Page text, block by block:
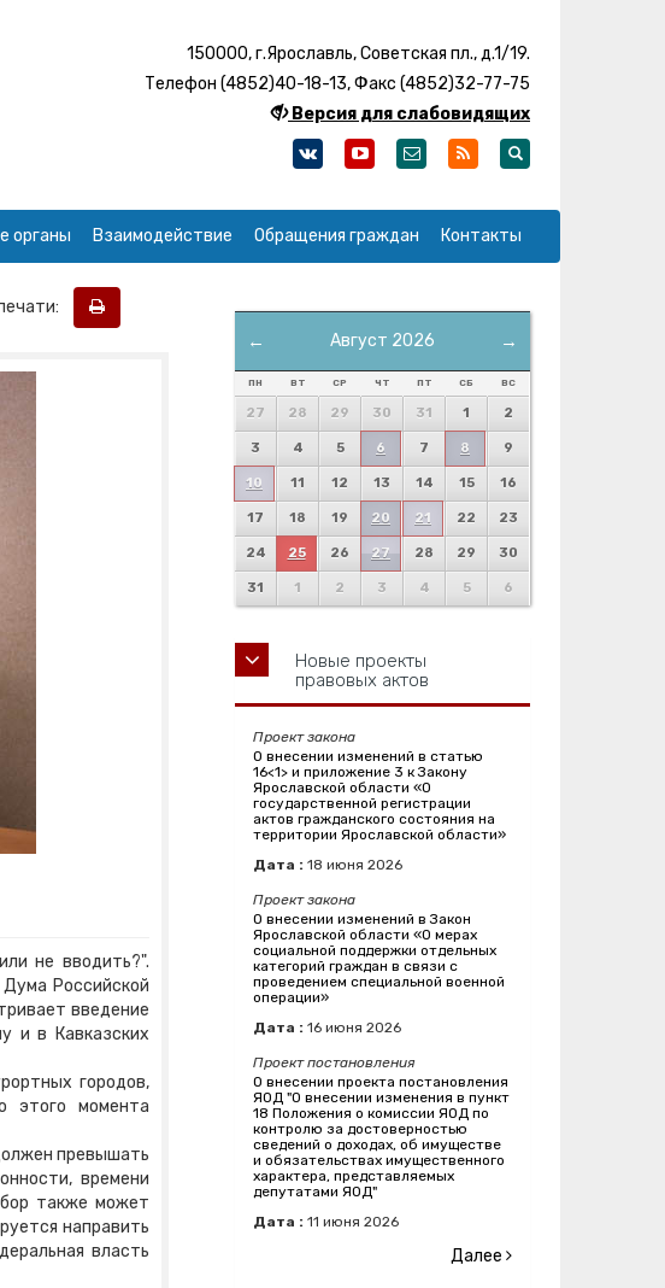
150000, г.Ярославль, Советская пл., д.1/19.
Телефон (4852)40-18-13, Факс (4852)32-77-75
Версия для слабовидящих
органы Взаимодействие Обращения граждан Контакты
не вводить?".
Дума Российской
введение
и в Кавказских
городов,
этого момента
превышать
времени
также может
направить
власть
← →
Август 2026
ПН ВТ СР ЧТ ПТ СБ ВС
27 28 29 30 31 1 2
3 4 5 6 7 8 9
10 11 12 13 14 15 16
17 18 19 20 21 22 23
24 25 26 27 28 29 30
31 1 2 3 4 5 6
Новые проекты
правовых актов
Проект закона
О внесении изменений в статью
16<1> и приложение 3 к Закону
Ярославской области «О
государственной регистрации
актов гражданского состояния на
территории Ярославской области»
Дата : 18 июня 2026
Проект закона
О внесении изменений в Закон
Ярославской области «О мерах
социальной поддержки отдельных
категорий граждан в связи с
проведением специальной военной
операции»
Дата : 16 июня 2026
Проект постановления
О внесении проекта постановления
ЯОД "О внесении изменения в пункт
18 Положения о комиссии ЯОД по
контролю за достоверностью
сведений о доходах, об имуществе
и обязательствах имущественного
характера, представляемых
депутатами ЯОД"
Дата : 11 июня 2026
Далее